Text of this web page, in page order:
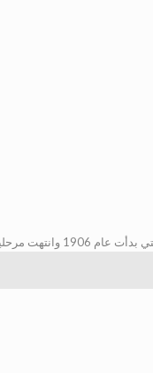
الأجنبية العنيفة […]